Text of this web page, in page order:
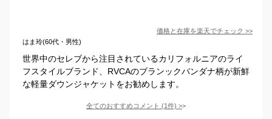
価格と在庫を楽天でチェック >>
はま玲(60代・男性)
世界中のセレブから注目されているカリフォルニアのライ
フスタイルブランド、RVCAのブランックバンダナ柄が新鮮
な軽量ダウンジャケットをお勧めします。
全てのおすすめコメント (1件) >